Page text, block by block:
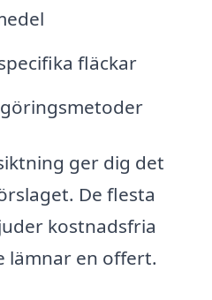
fläckar
ger dig det
De flesta
kostnadsfria
lämnar en offert.